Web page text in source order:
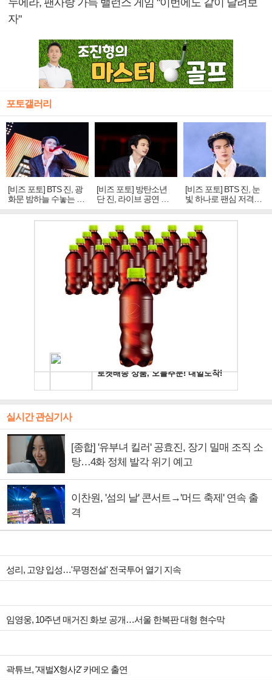
누에라, 팬사랑 가득 밸런스 게임 "이번에도 같이 달려보
자"
포토갤러리
[비즈 포토] BTS 진, 광
화문 밤하늘 수놓는 '비
주얼 킹'의 열창
[비즈 포토] 방탄소년
단 진, 라이브 공연 중
빛나는 독보적 아우라
[비즈 포토] BTS 진, 눈
빛 하나로 팬심 저격…
독보적 카리스마
실시간 관심기사
[종합] '유부녀 킬러' 공효진, 장기 밀매 조직 소
탕…4화 정체 발각 위기 예고
이찬원, '섬의 날' 콘서트→'머드 축제' 연속 출
격
성리, 고양 입성…'무명전설' 전국투어 열기 지속
임영웅, 10주년 매거진 화보 공개…서울 한복판 대형 현수막
곽튜브, '재벌X형사2' 카메오 출연